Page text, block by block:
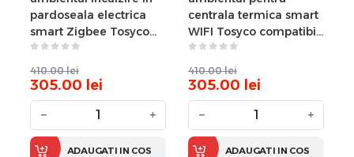
pardoseala electrica
smart Zigbee Tosyco
compatibil cu Tuya,
Google Home, Amazon
Alexa
410.00 lei
305.00 lei
− +
ADAUGATI IN COS
centrala termica smart
WIFI Tosyco compatibil
cu Tuya, Google Home,
Amazon Alexa
410.00 lei
305.00 lei
− +
ADAUGATI IN COS